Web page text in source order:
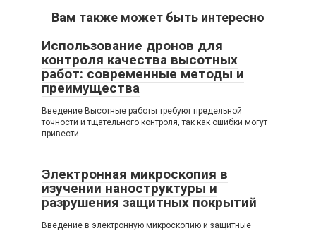
Вам также может быть интересно
Использование дронов для
контроля качества высотных
работ: современные методы и
преимущества
Введение Высотные работы требуют предельной
точности и тщательного контроля, так как ошибки могут
привести
Электронная микроскопия в
изучении наноструктуры и
разрушения защитных покрытий
Введение в электронную микроскопию и защитные